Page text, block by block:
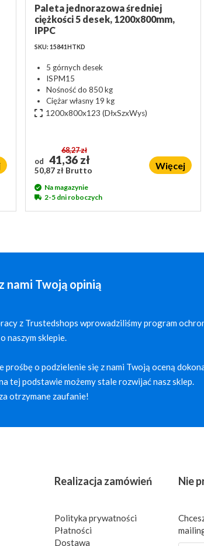
Paleta jednorazowa średniej
ciężkości 5 desek, 1200x800mm,
IPPC
SKU: 15841HTKD
5 górnych desek
ISPM15
Nośność do 850 kg
Ciężar własny 19 kg
1200x800x123 (DłxSzxWys)
od
68,27 zł
41,36 zł
50,87 zł Brutto Więcej
Na magazynie
2-5 dni roboczych
nami Twoją opinią
z Trustedshops wprowadziliśmy program
naszym sklepie.
o podzielenie się z nami Twoją oceną
tej podstawie możemy stale rozwijać nasz sklep.
otrzymane zaufanie!
Realizacja zamówień
Polityka prywatności
Płatności
Dostawa
Nie